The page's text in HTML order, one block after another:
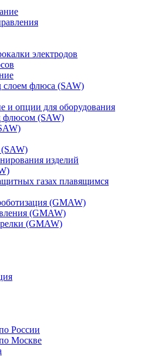
электродов
слоем флюса (SAW)
и опции для оборудования
флюсом (SAW)
(SAW)
изделий
газах плавящимся
(GMAW)
(GMAW)
(GMAW)
России
Москве